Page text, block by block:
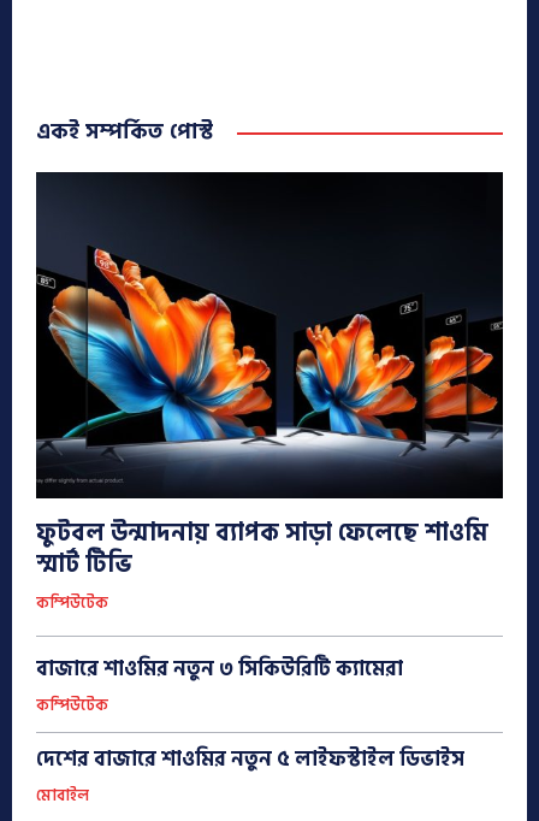
একই সম্পর্কিত পোস্ট
ফুটবল উন্মাদনায় ব্যাপক সাড়া ফেলেছে শাওমি
স্মার্ট টিভি
কম্পিউটেক
বাজারে শাওমির নতুন ৩ সিকিউরিটি ক্যামেরা
কম্পিউটেক
দেশের বাজারে শাওমির নতুন ৫ লাইফস্টাইল ডিভাইস
মোবাইল